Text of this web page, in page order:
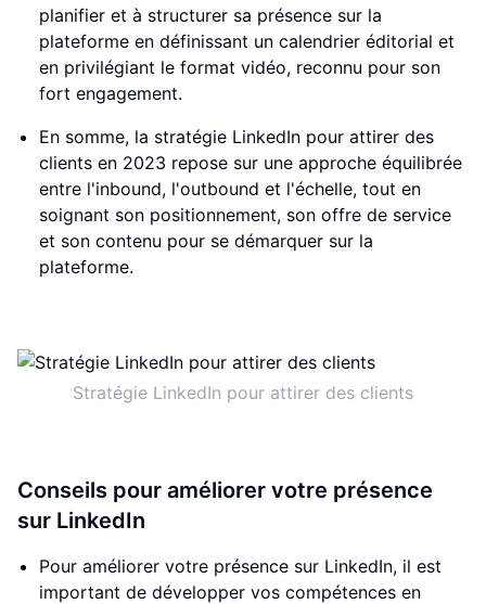
planifier et à structurer sa présence sur la
plateforme en définissant un calendrier éditorial et
en privilégiant le format vidéo, reconnu pour son
fort engagement.
En somme, la stratégie LinkedIn pour attirer des
clients en 2023 repose sur une approche équilibrée
entre l'inbound, l'outbound et l'échelle, tout en
soignant son positionnement, son offre de service
et son contenu pour se démarquer sur la
plateforme.
Stratégie LinkedIn pour attirer des clients
Conseils pour améliorer votre présence
sur LinkedIn
Pour améliorer votre présence sur LinkedIn, il est
important de développer vos compétences en